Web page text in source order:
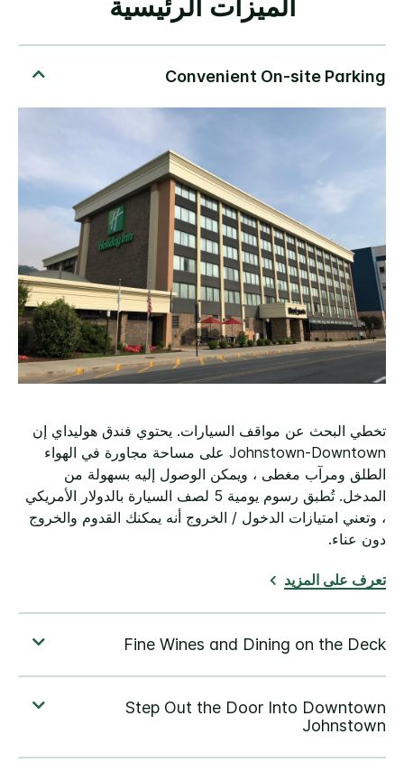
الميزات الرئيسية
تخطي البحث عن مواقف السيارات. يحتوي فندق هوليداي إن
Johnstown-Downtown على مساحة مجاورة في الهواء
الطلق ومرآب مغطى ، ويمكن الوصول إليه بسهولة من
المدخل. تُطبق رسوم يومية 5 لصف السيارة بالدولار الأمريكي
، وتعني امتيازات الدخول / الخروج أنه يمكنك القدوم والخروج
دون عناء.
تعرف على المزيد